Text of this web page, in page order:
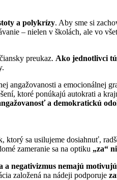
a polykrízy. Aby sme si
– nielen v školách, ale vo
preukaz. Ako jednotlivci
a emocionálnej
ktoré ponúkajú autokrati a
a demokratickú
sa usilujeme dosiahnuť,
zameranie sa na optiku „za“
a negativizmus nemajú
založená na nádeji podporuje